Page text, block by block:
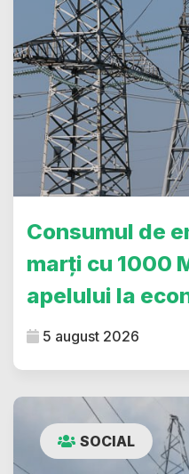
Consumul de
marți cu 1000
apelului la
5 august 2026
SOCIAL